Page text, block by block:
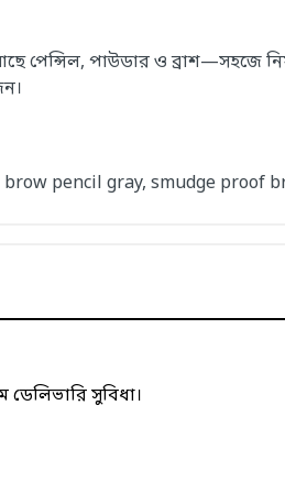
পাউডার ও ব্রাশ—সহজে
pencil gray, smudge proof
সুবিধা।